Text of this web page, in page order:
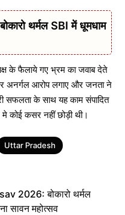
थर्मल SBI में धूमधाम
के फैलाये गए भ्रम का जवाब देते
अनर्गल आरोप लगाए और जनता ने
सफलता के साथ यह काम संपादित
कोई कसर नहीं छोड़ी थी।
Uttar Pradesh
2026: बोकारो थर्मल
सावन महोत्सव